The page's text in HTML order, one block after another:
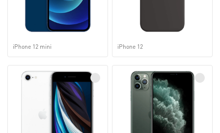
iPhone 12 mini iPhone 12